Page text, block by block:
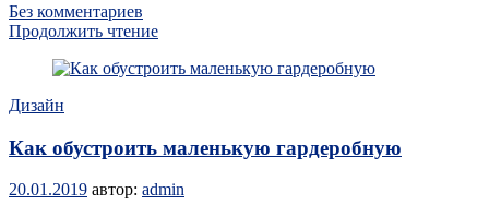
Без комментариев
Продолжить чтение
Дизайн
Как обустроить маленькую гардеробную
20.01.2019 автор: admin